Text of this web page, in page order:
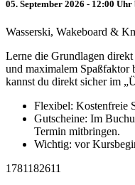
05. September 2026 - 12:00
Wasserski, Wakeboard &
Lerne die Grundlagen
und maximalem Spaßfaktor
kannst du direkt sicher im
Flexibel: Kostenfreie
Gutscheine: Im
Termin mitbringen.
Wichtig: vor
1781182611